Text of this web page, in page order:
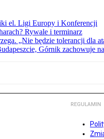
el. Ligi Europy i Konferencji
Rywale i terminarz
„Nie będzie tolerancji dla
Górnik zachowuje
REGULAMIN